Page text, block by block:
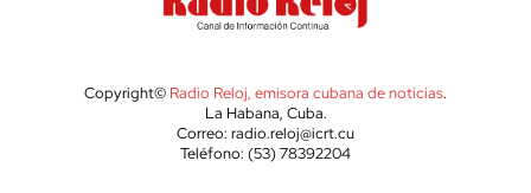
Copyright© Radio Reloj, emisora cubana de noticias.
La Habana, Cuba.
Correo: radio.reloj@icrt.cu
Teléfono: (53) 78392204